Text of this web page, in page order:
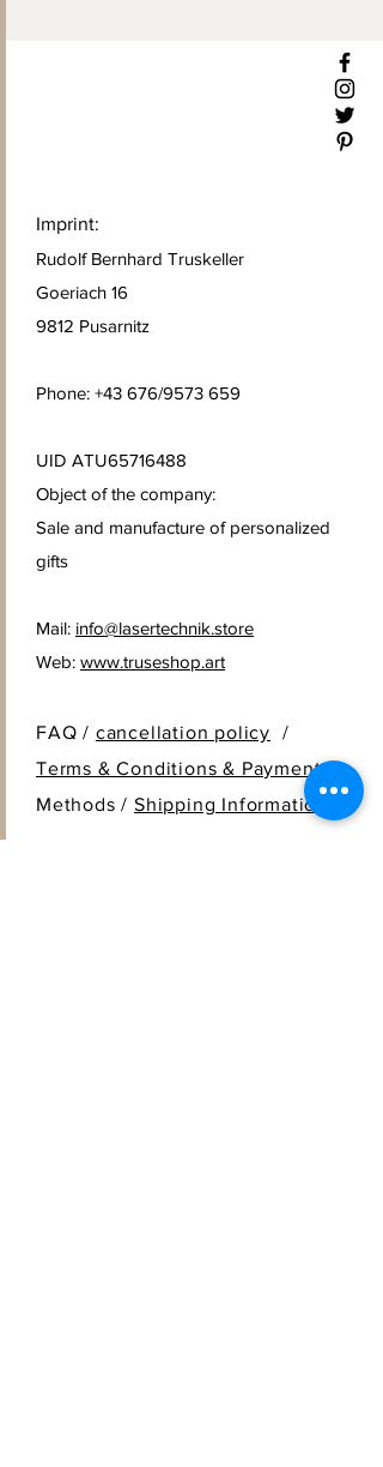
Imprint:
Rudolf Bernhard Truskeller
Goeriach 16
9812 Pusarnitz
Phone: +43 676/9573 659
UID ATU65716488
Object of the company:
Sale and manufacture of personalized
gifts
Mail: info@lasertechnik.store
Web: www.truseshop.art
FAQ / cancellation policy
/
Terms & Conditions & Payment
Methods /Shipping Information